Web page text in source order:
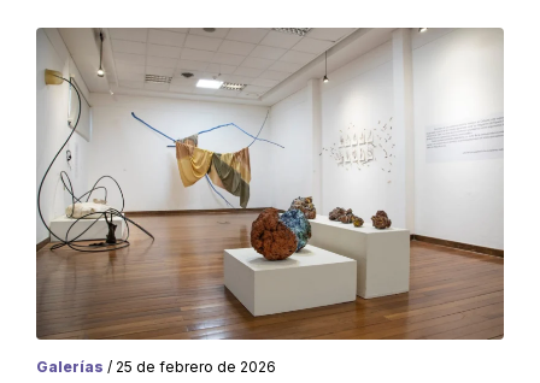
Galerías / 25 de febrero de 2026